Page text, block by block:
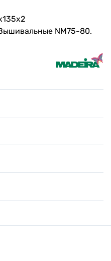
NM75-80.